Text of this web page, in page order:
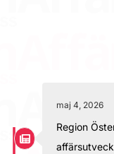
maj 4, 2026
Region